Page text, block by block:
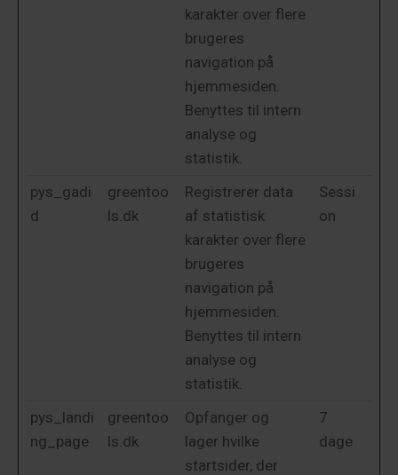
karakter over flere
brugeres
navigation på
hjemmesiden.
Benyttes til intern
analyse og
statistik.
pys_gadi
d
greentoo
ls.dk
Registrerer data
af statistisk
karakter over flere
brugeres
navigation på
hjemmesiden.
Benyttes til intern
analyse og
statistik.
Sessi
on
pys_landi
ng_page
greentoo
ls.dk
Opfanger og
lager hvilke
startsider, der
7
dage